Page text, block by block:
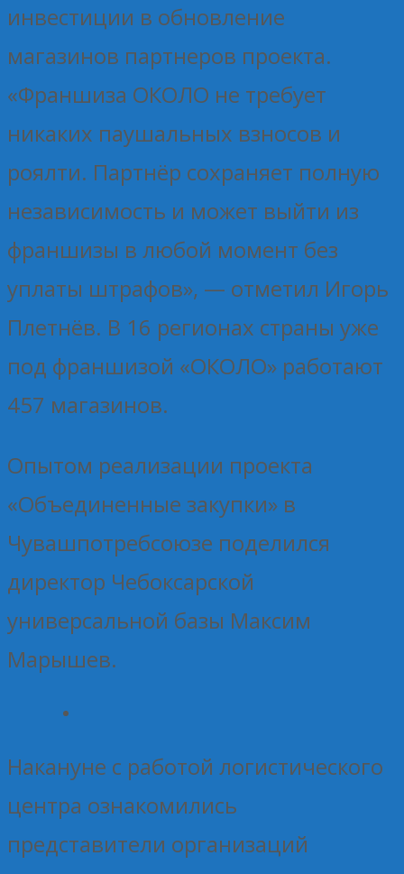
инвестиции в обновление
магазинов партнеров проекта.
«Франшиза ОКОЛО не требует
никаких паушальных взносов и
роялти. Партнёр сохраняет полную
независимость и может выйти из
франшизы в любой момент без
уплаты штрафов», — отметил Игорь
Плетнёв. В 16 регионах страны уже
под франшизой «ОКОЛО» работают
457 магазинов.
Опытом реализации проекта
«Объединенные закупки» в
Чувашпотребсоюзе поделился
директор Чебоксарской
универсальной базы Максим
Марышев.
Накануне с работой логистического
центра ознакомились
представители организаций